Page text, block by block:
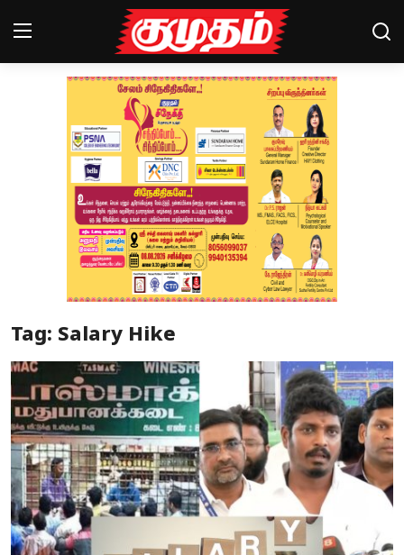
Magazines
Special Story
Business
Crime
Tamilnadu
National
Tag: Salary Hike